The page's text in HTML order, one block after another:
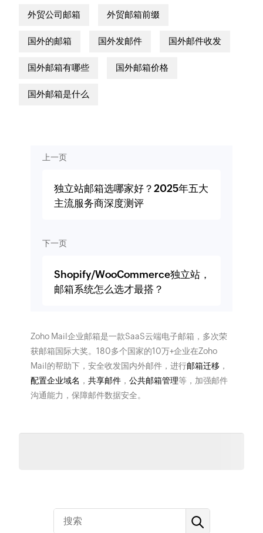
外贸公司邮箱 外贸邮箱前缀
国外的邮箱 国外发邮件 国外邮件收发
国外邮箱有哪些 国外邮箱价格
国外邮箱是什么
上一页
独立站邮箱选哪家好？2025年五大
主流服务商深度测评
下一页
Shopify/WooCommerce独立站，
邮箱系统怎么选才最搭？
Zoho Mail企业邮箱是一款SaaS云端电子邮箱，多次荣
获邮箱国际大奖。180多个国家的10万+企业在Zoho
Mail的帮助下，安全收发国内外邮件，进行邮箱迁移 ，
配置企业域名 ， 共享邮件， 公共邮箱管理等，加强邮件
沟通能力，保障邮件数据安全。